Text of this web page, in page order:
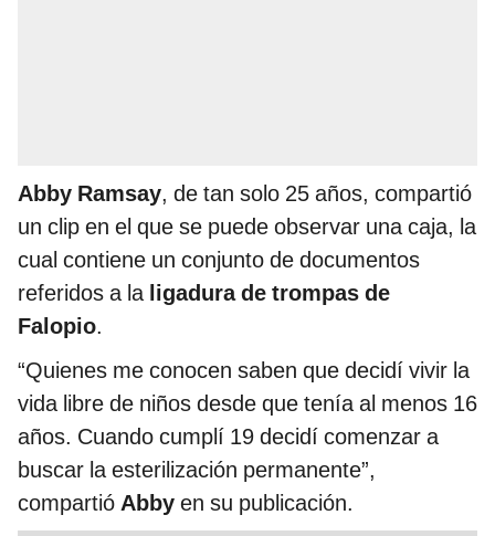
Abby Ramsay, de tan solo 25 años, compartió
un clip en el que se puede observar una caja, la
cual contiene un conjunto de documentos
referidos a la ligadura de trompas de
Falopio.
“Quienes me conocen saben que decidí vivir la
vida libre de niños desde que tenía al menos 16
años. Cuando cumplí 19 decidí comenzar a
buscar la esterilización permanente”,
compartió Abby en su publicación.